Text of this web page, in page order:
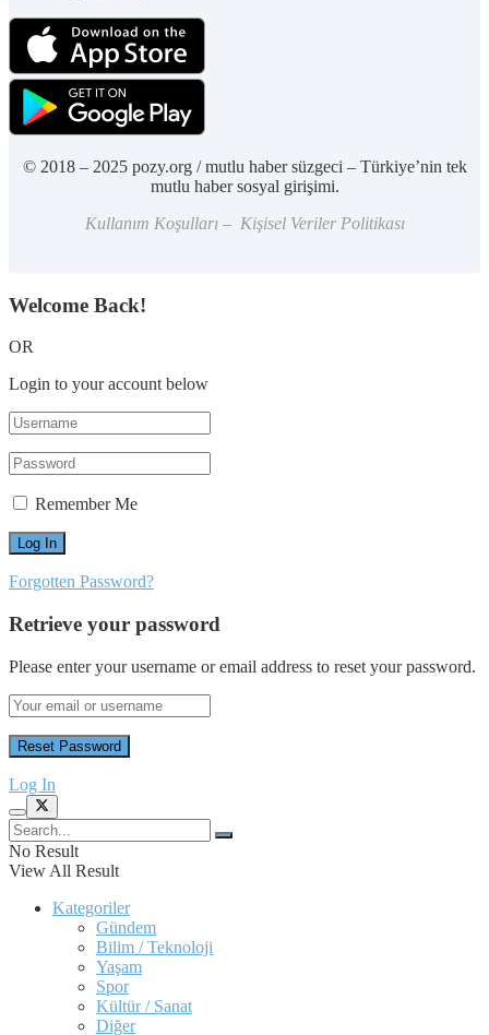
© 2018 – 2025 pozy.org / mutlu haber süzgeci – Türkiye’nin tek
mutlu haber sosyal girişimi.
Kullanım Koşulları – Kişisel Veriler Politikası
Welcome Back!
OR
Login to your account below
Remember Me
Forgotten Password?
Retrieve your password
Please enter your username or email address to reset your password.
Log In
No Result
View All Result
Kategoriler
Gündem
Bilim / Teknoloji
Yaşam
Spor
Kültür / Sanat
Diğer